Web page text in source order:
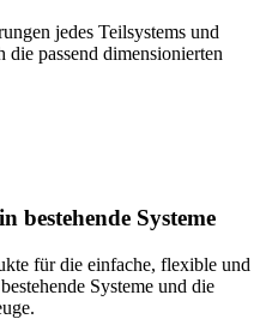
jedes Teilsystems und
passend dimensionierten
bestehende Systeme
für die einfache, flexible und
Systeme und die